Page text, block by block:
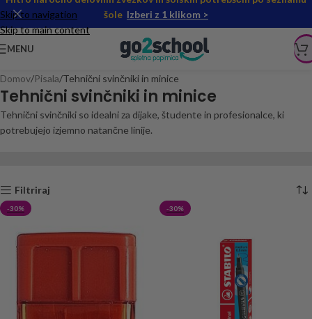
Skip to navigation
Skip to main content
šole Izberi z 1 klikom >
MENU
Domov Pisala Tehnični svinčniki in minice
Tehnični svinčniki in minice
Tehnični svinčniki so idealni za dijake, študente in profesionalce, ki
potrebujejo izjemno natančne linije.
Filtriraj
-30% -30%